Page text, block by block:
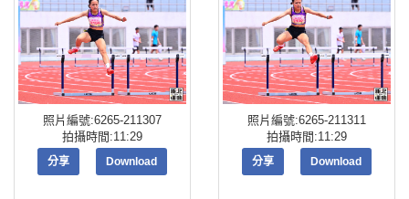
照片編號:6265-211307
拍攝時間:11:29
分享 Download
照片編號:6265-211311
拍攝時間:11:29
分享 Download